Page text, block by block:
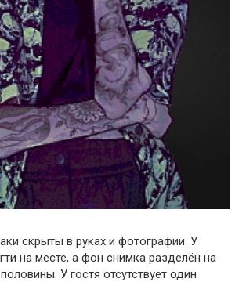
скрыты в руках и фотографии. У
на месте, а фон снимка разделён на
У гостя отсутствует один